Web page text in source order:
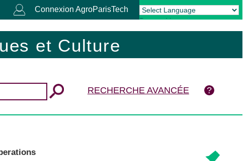
Connexion AgroParisTech
Powered by Translate
et Culture
RECHERCHE AVANCÉE